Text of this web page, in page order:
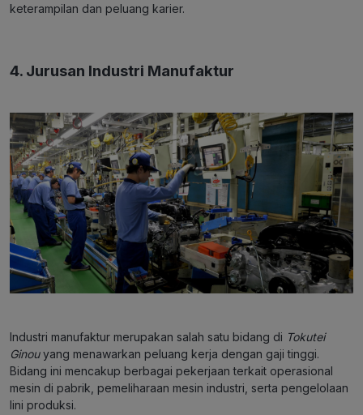
keterampilan dan peluang karier​.
4. Jurusan Industri Manufaktur
Industri manufaktur merupakan salah satu bidang di Tokutei
Ginouyang menawarkan peluang kerja dengan gaji tinggi.
Bidang ini mencakup berbagai pekerjaan terkait operasional
mesin di pabrik, pemeliharaan mesin industri, serta pengelolaan
lini produksi.